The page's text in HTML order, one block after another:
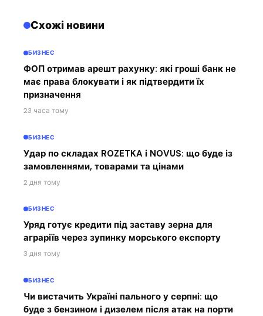
Схожі новини
БИЗНЕС
ФОП отримав арешт рахунку: які гроші банк не
має права блокувати і як підтвердити їх
призначення
23 часа тому
БИЗНЕС
Удар по складах ROZETKA і NOVUS: що буде із
замовленнями, товарами та цінами
2 дня тому
БИЗНЕС
Уряд готує кредити під заставу зерна для
аграріїв через зупинку морського експорту
3 дня тому
БИЗНЕС
Чи вистачить Україні пального у серпні: що
буде з бензином і дизелем після атак на порти